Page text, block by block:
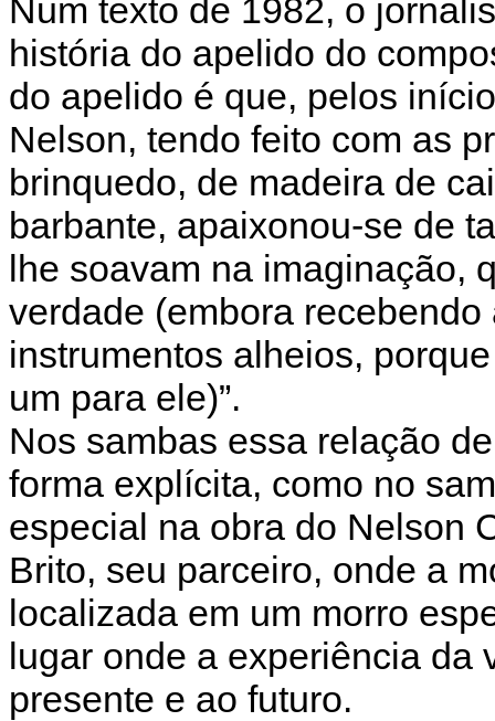
Num texto de 1982, o
história do apelido do
do apelido é que, pelos
Nelson, tendo feito com as
brinquedo, de madeira de
barbante, apaixonou-se de
lhe soavam na imaginação,
verdade (embora
instrumentos alheios,
um para ele)”.
Nos sambas essa relação
forma explícita, como no
especial na obra do Nelson
Brito, seu parceiro, onde a
localizada em um morro
lugar onde a experiência da
presente e ao futuro.